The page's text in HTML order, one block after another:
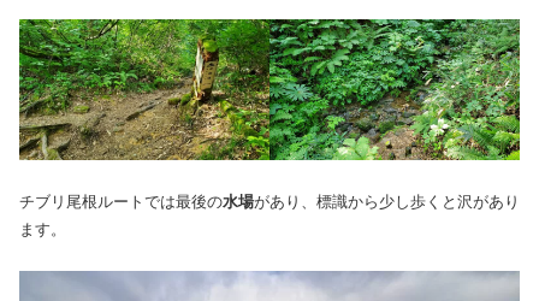
チブリ尾根ルートでは最後の水場があり、標識から少し歩くと沢があり
ます。